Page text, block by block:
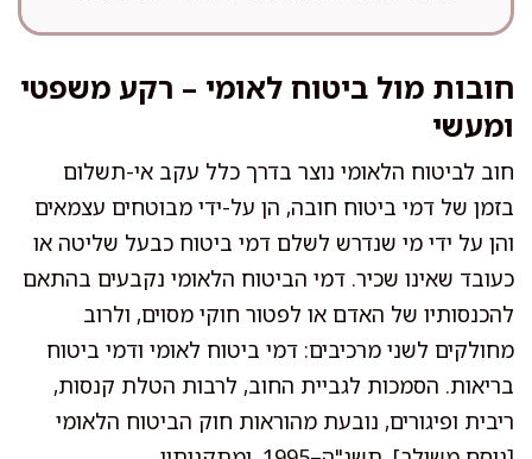
חובות מול ביטוח לאומי – רקע משפטי
ומעשי
חוב לביטוח הלאומי נוצר בדרך כלל עקב אי-תשלום
בזמן של דמי ביטוח חובה, הן על-ידי מבוטחים עצמאים
והן על ידי מי שנדרש לשלם דמי ביטוח כבעל שליטה או
כעובד שאינו שכיר. דמי הביטוח הלאומי נקבעים בהתאם
להכנסותיו של האדם או לפטור חוקי מסוים, ולרוב
מחולקים לשני מרכיבים: דמי ביטוח לאומי ודמי ביטוח
בריאות. הסמכות לגביית החוב, לרבות הטלת קנסות,
ריבית ופיגורים, נובעת מהוראות חוק הביטוח הלאומי